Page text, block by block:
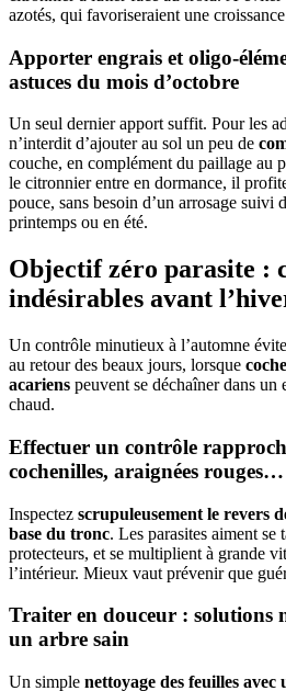
azotés, qui favoriseraient une
Apporter engrais et oligo-
astuces du mois d’octobre
Un seul dernier apport suffit. Pour les
n’interdit d’ajouter au sol un peu de
couche, en complément du paillage au
le citronnier entre en dormance, il
pouce, sans besoin d’un arrosage suivi
printemps ou en été.
Objectif zéro parasite :
indésirables avant
Un contrôle minutieux à l’automne
au retour des beaux jours, lorsque
acariens peuvent se déchaîner dans un
chaud.
Effectuer un contrôle
cochenilles, araignées rouges…
Inspectez scrupuleusement le revers
base du tronc. Les parasites aiment se
protecteurs, et se multiplient à grande
l’intérieur. Mieux vaut prévenir que
Traiter en douceur : solutions
un arbre sain
Un simple nettoyage des feuilles avec